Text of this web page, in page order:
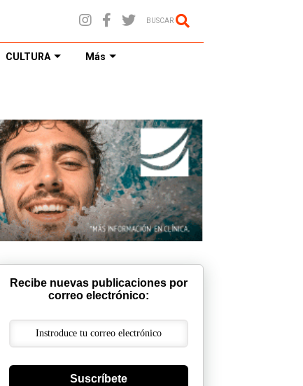
BUSCAR
CULTURA Más
Recibe nuevas publicaciones por
correo electrónico:
Suscríbete